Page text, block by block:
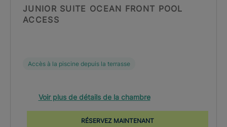
JUNIOR SUITE OCEAN FRONT POOL
ACCESS
Accès à la piscine depuis la terrasse
Voir plus de détails de la chambre
RÉSERVEZ MAINTENANT